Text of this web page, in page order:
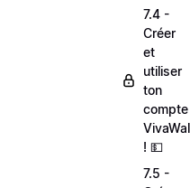
7.4 -
Créer
et
utiliser
ton
compte
! 💵
7.5 -